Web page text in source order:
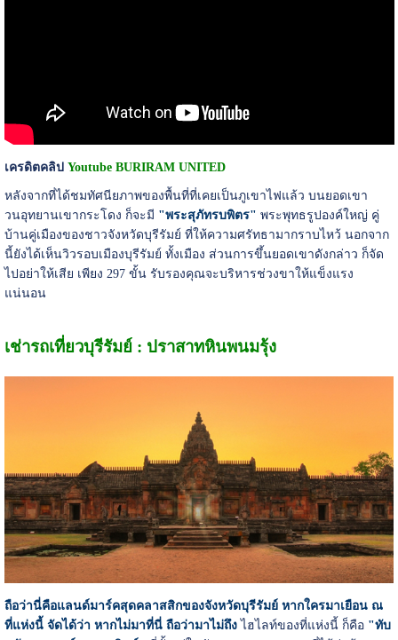
เครดิตคลิป Youtube BURIRAM UNITED
หลังจากที่ได้ชมทัศนียภาพของพื้นที่ที่เคยเป็นภูเขาไฟแล้ว บนยอดเขา
วนอุทยานเขากระโดง ก็จะมี "พระสุภัทรบพิตร" พระพุทธรูปองค์ใหญ่ คู่
บ้านคู่เมืองของชาวจังหวัดบุรีรัมย์ ที่ให้ความศรัทธามากราบไหว้ นอกจาก
นี้ยังได้เห็นวิวรอบเมืองบุรีรัมย์ ทั้งเมือง ส่วนการขึ้นยอดเขาดังกล่าว ก็จัด
ไปอย่าให้เสีย เพียง 297 ขั้น รับรองคุณจะบริหารช่วงขาให้แข็งแรง
แน่นอน
เช่ารถเที่ยวบุรีรัมย์ : ปราสาทหินพนมรุ้ง
ถือว่านี่คือแลนด์มาร์คสุดคลาสสิกของจังหวัดบุรีรัมย์ หากใครมาเยือน ณ
ที่แห่งนี้ จัดได้ว่า หากไม่มาที่นี่ ถือว่ามาไม่ถึง ไฮไลท์ของที่แห่งนี้ ก็คือ "ทับ